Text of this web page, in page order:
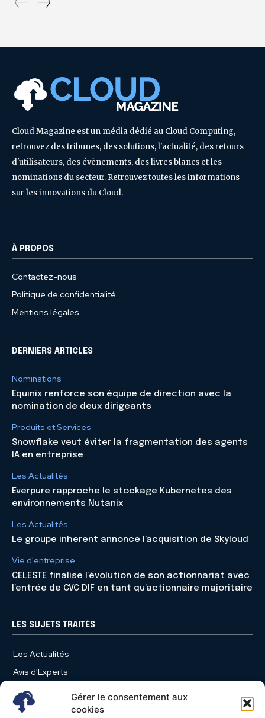
Gérer le consentement aux
cookies
Cloud Magazine est un média dédié au Cloud Computing,
retrouvez des tribunes, des solutions, l'actualité, des retours
d'utilisateurs, des évènements, des livres blancs et les
nominations du secteur. Retrouvez toutes les informations
sur les innovations du Cloud.
À PROPOS
Contactez-nous
Politique de confidentialité
Mentions légales
DERNIERS ARTICLES
Nominations
Equinix renforce son équipe de direction avec la
nomination de deux dirigeants
Produits et Services
Snowflake veut éviter la fragmentation des agents
IA en entreprise
Les Actualités
Everpure rapproche le stockage Kubernetes des
environnements Nutanix
Les Actualités
Le groupe inherent annonce l’acquisition de Skyloud
Vie d'entreprise
CELESTE finalise l’évolution de son actionnariat avec
l’entrée de CVC DIF en tant qu’actionnaire majoritaire
LES SUJETS TRAITÉS
Les Actualités
Avis d'Experts
Produits et Services
Vie d'entreprise